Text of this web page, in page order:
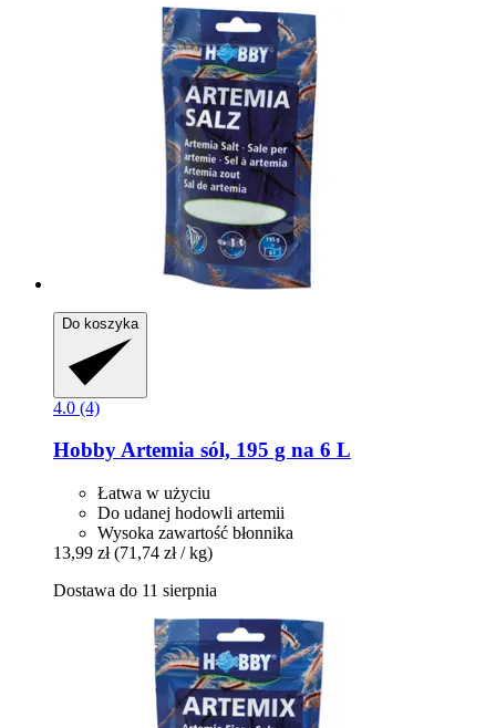
Do koszyka
4.0 (4)
HobbyArtemia sól, 195 g na 6 L
Łatwa w użyciu
Do udanej hodowli artemii
Wysoka zawartość błonnika
13,99 zł (71,74 zł / kg)
Dostawa do 11 sierpnia